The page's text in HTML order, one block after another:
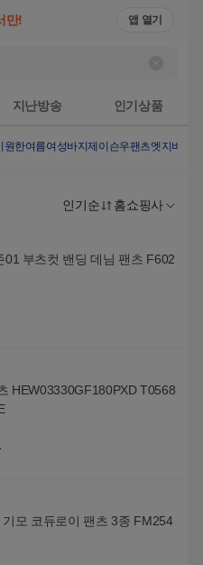
만! 앱 열기
지난방송 인기상품
원한여름여성바지제이슨우팬츠엣지바지
인기순 홈쇼핑사
01 부츠컷 밴딩 데님 팬츠 F602
HEW03330GF180PXD T0568
모 코듀로이 팬츠 3종 FM254